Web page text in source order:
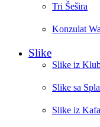
Tri Šešira
Konzulat
Slike
Slike iz
Slike sa
Slike iz